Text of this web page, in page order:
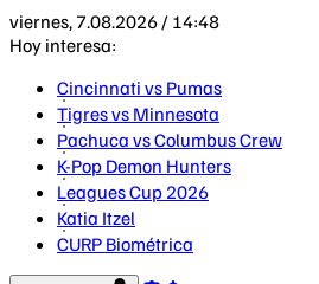
viernes, 7.08.2026 / 14:48
Hoy interesa:
Cincinnati vs Pumas
Tigres vs Minnesota
Pachuca vs Columbus Crew
K-Pop Demon Hunters
Leagues Cup 2026
Katia Itzel
CURP Biométrica